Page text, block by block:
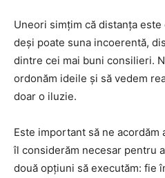
Uneori simțim că distanța
deși poate suna incoerentă,
dintre cei mai buni consilieri.
ordonăm ideile și să vedem
doar o iluzie.
Este important să ne acordăm
îl considerăm necesar pentru
două opțiuni să executăm: fie